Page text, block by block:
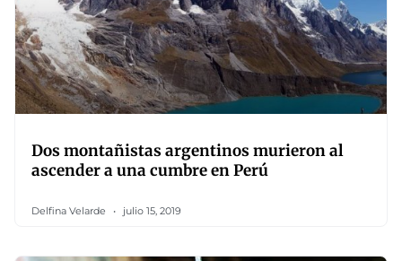
Dos montañistas argentinos murieron al
ascender a una cumbre en Perú
Delfina Velarde julio 15, 2019